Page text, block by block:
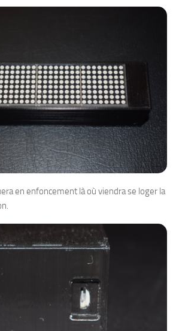
en enfoncement là où viendra se loger la